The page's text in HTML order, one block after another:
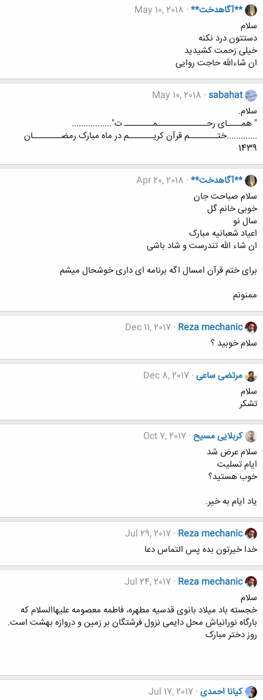
**آگاهدخت** May 10, 2018
سلام
دستتون درد نکنه
خیلی زحمت کشیدید
ان شاءالله حاجت روایی
sabahat
May 10, 2018
سلام.
" همــــای رحــــــــــــــمــــــــ ت".................
.............ختــــــــم قرآن کریـــــــم در ماه مبارک رمضــــــــان
1439
**آگاهدخت** Apr 20, 2018
سلام صباحت جان
خوبی خانم گل
سال نو
اعیاد شعبانیه مبارک
ان شاء الله تندرست و شاد باشی
برای ختم قرآن امسال اگه برنامه ای داری خوشحال میشم
ممنونم
Reza mechanic
Dec 11, 2017
سلام خوبید ؟
مرتضی ساعی Dec 8, 2017
سلام
تشکر
کربلایی مسیح Oct 7, 2017
سلام عرض شد
ایام تسلیت
خوب هستید؟
یاد ایام به خیر.
Reza mechanic
Jul 29, 2017
خدا خیرتون بده پس التماس دعا
Reza mechanic
Jul 24, 2017
سلام
خجسته باد میلاد بانوی قدسیه مطهره، فاطمه معصومه علیهاالسلام که
بارگاه نورانی‏اش محل دایمی نزول فرشتگان بر زمین و دروازه بهشت است.
روز دختر مبارک
کیانا احمدی Jul 17, 2017